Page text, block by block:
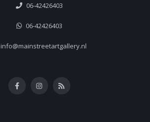
06-42426403
06-42426403
info@mainstreetartgallery.nl